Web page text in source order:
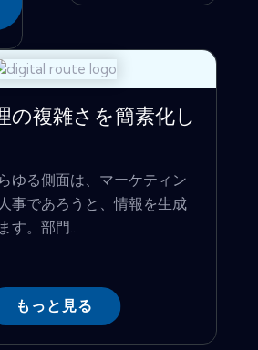
の複雑さを簡素化し
ゆる側面は、マーケティン
事であろうと、情報を生成
す。部門...
もっと見る